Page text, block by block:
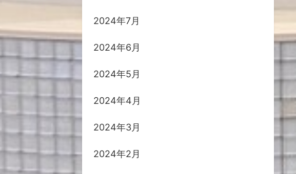
2024年7月
2024年6月
2024年5月
2024年4月
2024年3月
2024年2月